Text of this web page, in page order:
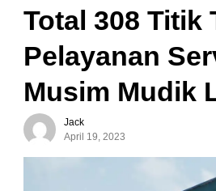
Total 308 Titik
Pelayanan
Musim Mudik
Jack
April 19, 2023